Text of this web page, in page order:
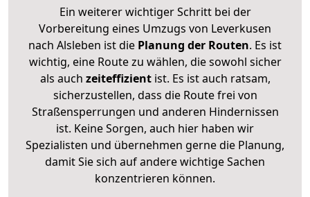
Ein weiterer wichtiger Schritt bei der
Vorbereitung eines Umzugs von Leverkusen
nach Alsleben ist die Planung der Routen. Es ist
wichtig, eine Route zu wählen, die sowohl sicher
als auch zeiteffizientist. Es ist auch ratsam,
sicherzustellen, dass die Route frei von
Straßensperrungen und anderen Hindernissen
ist. Keine Sorgen, auch hier haben wir
Spezialisten und übernehmen gerne die Planung,
damit Sie sich auf andere wichtige Sachen
konzentrieren können.